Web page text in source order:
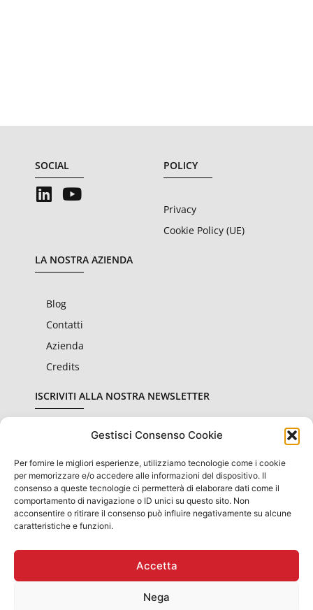
Gestisci Consenso Cookie
Per fornire le migliori esperienze, utilizziamo tecnologie come i cookie
per memorizzare e/o accedere alle informazioni del dispositivo. Il
consenso a queste tecnologie ci permetterà di elaborare dati come il
comportamento di navigazione o ID unici su questo sito. Non
acconsentire o ritirare il consenso può influire negativamente su alcune
caratteristiche e funzioni.
Accetta
Nega
SOCIAL POLICY
Privacy
Cookie Policy (UE)
LA NOSTRA AZIENDA
Blog
Contatti
Azienda
Credits
ISCRIVITI ALLA NOSTRA NEWSLETTER
Dichiaro di aver letto e accettato le condizioni sullaprivacy
Invia
OBBLIGHI INFORMATIVI PER LE EROGAZIONI PUBBLICHE: GLI
AIUTI DI STATO E GLI AIUTI "DE MINIMIS" RICEVUTI
SONO CONTENUTI NEL REGISTRO NAZIONALE DEGLI AIUTI DI
CUI ALL'ART.52 DL. N. 234 DEL 2012